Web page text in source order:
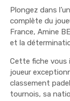
Plongez dans
complète du
France, Amine
et la
Cette fiche vous
joueur
classement
tournois, sa